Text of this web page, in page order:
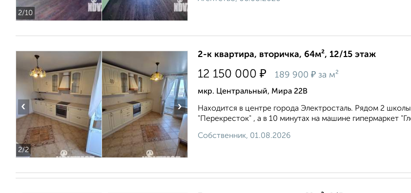
2/10
2/2
‹ ›
2-к квартира, вторичка, 64м², 12/15 этаж
12 150 000 ₽ 189 900 ₽ за м²
мкр. Центральный, Мира 22В
Находится в центре города Электросталь. Рядом 2
"Перекресток" , а в 10 минутах на машине гипермаркет
Собственник, 01.08.2026